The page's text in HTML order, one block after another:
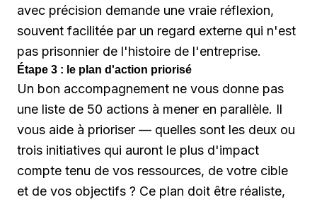
avec précision demande une vraie réflexion,
souvent facilitée par un regard externe qui n'est
pas prisonnier de l'histoire de l'entreprise.
Étape 3 : le plan d'action priorisé
Un bon accompagnement ne vous donne pas
une liste de 50 actions à mener en parallèle. Il
vous aide à prioriser — quelles sont les deux ou
trois initiatives qui auront le plus d'impact
compte tenu de vos ressources, de votre cible
et de vos objectifs ? Ce plan doit être réaliste,